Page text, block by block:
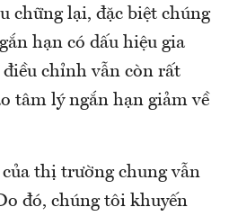
chững lại, đặc biệt chúng
hạn có dấu hiệu gia
chỉnh vẫn còn rất
tâm lý ngắn hạn giảm về
thị trường chung vẫn
đó, chúng tôi khuyến